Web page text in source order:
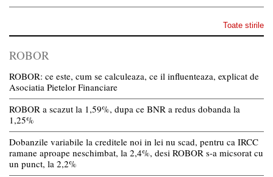
Toate stirile
ROBOR
ROBOR: ce este, cum se calculeaza, ce il influenteaza, explicat de
Asociatia Pietelor Financiare
ROBOR a scazut la 1,59%, dupa ce BNR a redus dobanda la
1,25%
Dobanzile variabile la creditele noi in lei nu scad, pentru ca IRCC
ramane aproape neschimbat, la 2,4%, desi ROBOR s-a micsorat cu
un punct, la 2,2%